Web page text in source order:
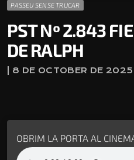
PASSEU SENSE TRUCAR
PST Nº 2.843
DE RALPH
| 8 DE OCTOBER DE 2025
OBRIM LA PORTA AL